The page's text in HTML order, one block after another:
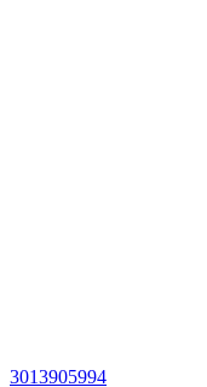
3013905994